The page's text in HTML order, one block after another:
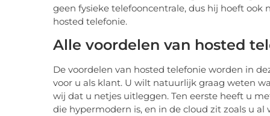
geen fysieke telefooncentrale, dus hij hoeft
hosted telefonie.
Alle voordelen van hosted
De voordelen van hosted telefonie worden in
voor u als klant. U wilt natuurlijk graag weten
wij dat u netjes uitleggen. Ten eerste heeft u
die hypermodern is, en in de cloud zit zoals u